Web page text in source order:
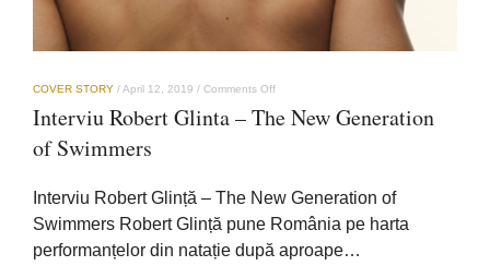
COVER STORY /April 12, 2019 / Comments Offon
Robert
Generation
of
Interviu Robert Glinta – The New Generation
of Swimmers
Interviu Robert Glință – The New Generation of
Swimmers Robert Glință pune România pe harta
performanțelor din natație după aproape…